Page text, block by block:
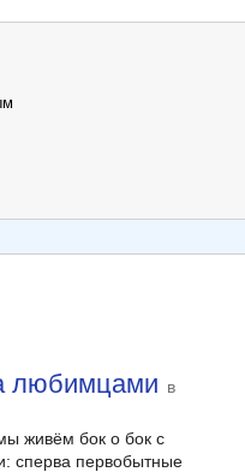
любимцами в
живём бок о бок с
сперва первобытные